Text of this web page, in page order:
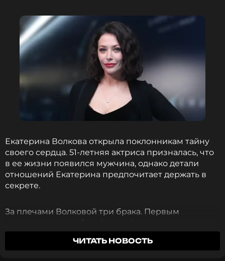
Екатерина Волкова открыла поклонникам тайну
своего сердца. 51-летняя актриса призналась, что
в ее жизни появился мужчина, однако детали
отношений Екатерина предпочитает держать в
секрете.
За плечами Волковой три брака. Первым
супругом звезды был Алексей, с которым
появилась на свет дочь Валерия. Затем артистка
вышла замуж за кинопродюсера Сергея Члиянца,
ЧИТАТЬ НОВОСТЬ